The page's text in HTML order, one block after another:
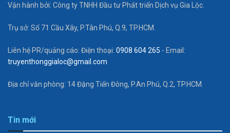
Vận hành bởi: Công ty TNHH Đầu tư Phát triển Dịch vụ Gia Lộc.
Trụ sở: Số 71 Cầu Xây, P.Tân Phú, Q.9, TP.HCM.
Liên hệ PR/quảng cáo: Điện thoại: 0908 604 265 - Email:
truyenthonggialoc@gmail.com
Địa chỉ văn phòng: 14 Đặng Tiến Đông, P.An Phú, Q.2, TP.HCM.
Tin mới